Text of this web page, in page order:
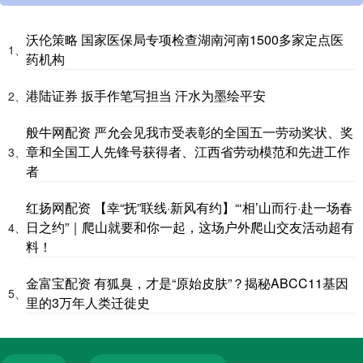
1、
沃伦策略 国家医保局专项检查湖南河南1500多家定点医
药机构
2、 港陆证券 扳手作笔写担当 汗水为墨绘平安
3、
般牛网配资 严允会见我市受表彰的全国五一劳动奖状、奖
章和全国工人先锋号获得者、江西省劳动模范和先进工作
者
4、
红扬网配资 【幸“抚”联线·新风有约】“‘相’山而行·赴一场春
日之约”｜爬山就要和你一起，这场户外爬山交友活动超有
料！
5、
金富宝配资 有狐臭，才是“原始皮肤”？揭秘ABCC11基因
里的3万年人类迁徙史